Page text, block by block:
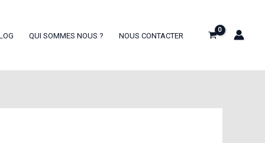
QUI SOMMES NOUS ? NOUS CONTACTER